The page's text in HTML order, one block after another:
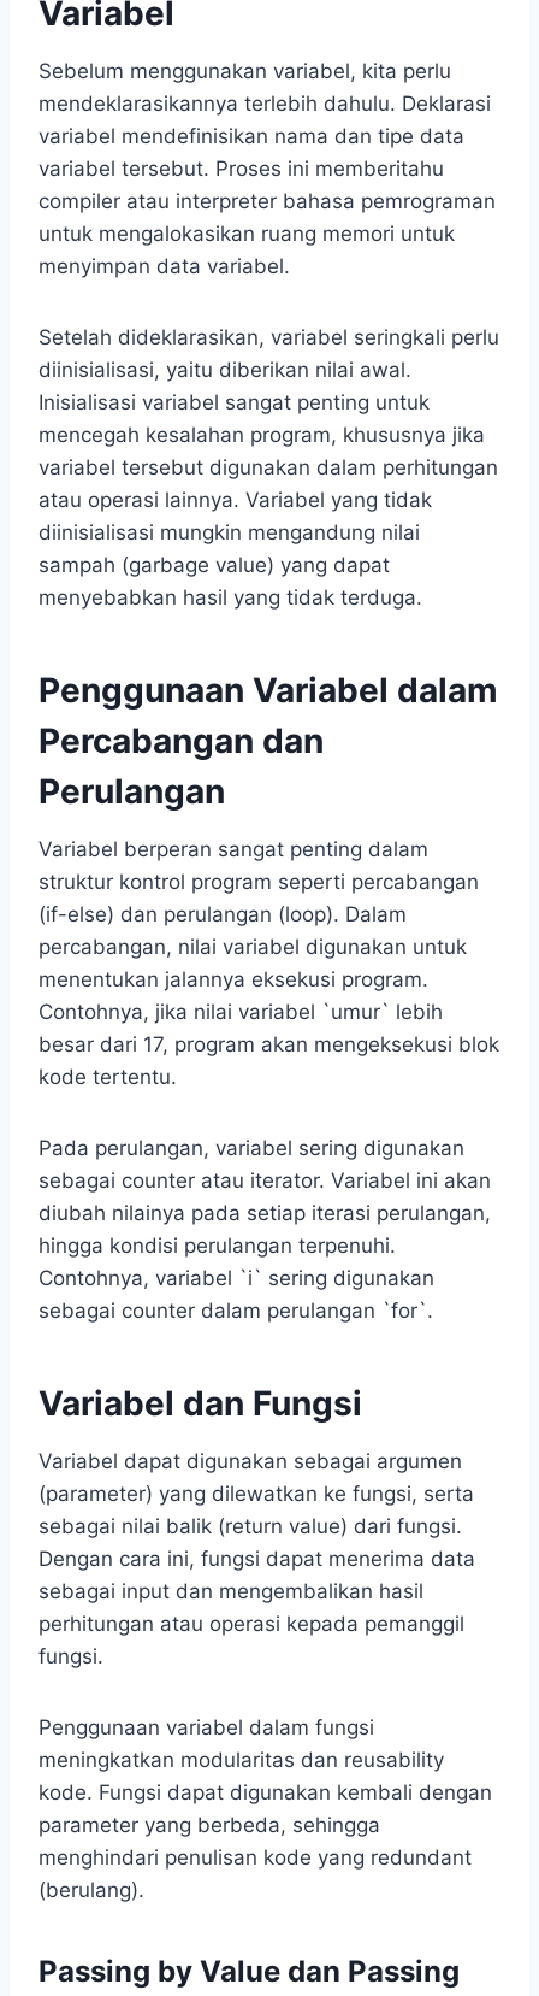
Variabel
Sebelum menggunakan variabel, kita perlu
mendeklarasikannya terlebih dahulu. Deklarasi
variabel mendefinisikan nama dan tipe data
variabel tersebut. Proses ini memberitahu
compiler atau interpreter bahasa pemrograman
untuk mengalokasikan ruang memori untuk
menyimpan data variabel.
Setelah dideklarasikan, variabel seringkali perlu
diinisialisasi, yaitu diberikan nilai awal.
Inisialisasi variabel sangat penting untuk
mencegah kesalahan program, khususnya jika
variabel tersebut digunakan dalam perhitungan
atau operasi lainnya. Variabel yang tidak
diinisialisasi mungkin mengandung nilai
sampah (garbage value) yang dapat
menyebabkan hasil yang tidak terduga.
Penggunaan Variabel dalam
Percabangan dan
Perulangan
Variabel berperan sangat penting dalam
struktur kontrol program seperti percabangan
(if-else) dan perulangan (loop). Dalam
percabangan, nilai variabel digunakan untuk
menentukan jalannya eksekusi program.
Contohnya, jika nilai variabel `umur` lebih
besar dari 17, program akan mengeksekusi blok
kode tertentu.
Pada perulangan, variabel sering digunakan
sebagai counter atau iterator. Variabel ini akan
diubah nilainya pada setiap iterasi perulangan,
hingga kondisi perulangan terpenuhi.
Contohnya, variabel `i` sering digunakan
sebagai counter dalam perulangan `for`.
Variabel dan Fungsi
Variabel dapat digunakan sebagai argumen
(parameter) yang dilewatkan ke fungsi, serta
sebagai nilai balik (return value) dari fungsi.
Dengan cara ini, fungsi dapat menerima data
sebagai input dan mengembalikan hasil
perhitungan atau operasi kepada pemanggil
fungsi.
Penggunaan variabel dalam fungsi
meningkatkan modularitas dan reusability
kode. Fungsi dapat digunakan kembali dengan
parameter yang berbeda, sehingga
menghindari penulisan kode yang redundant
(berulang).
Passing by Value dan Passing